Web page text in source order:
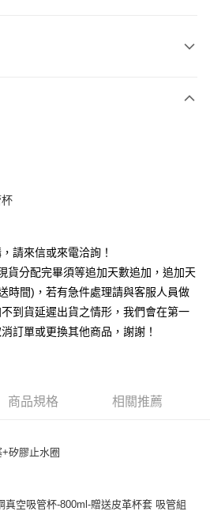
台中商業銀行
華泰商業銀行
遠東國際商業銀行
永豐商業銀行
中國信託商業銀行
台北富邦商業銀行
兆豐國際商業銀行
台中商業銀行
華泰商業銀行
遠東國際商業銀行
永豐商業銀行
彰化商業銀行
台北富邦商業銀行
兆豐國際商業銀行
台中商業銀行
華泰商業銀行
遠東國際商業銀行
綁卡、不需儲值。
認證，即可結帳。
請來信或來電洽詢！
貨分配完畢須等追加天數追加，追加天
時間)，若有急件處理請與客服人員做
到貨延遲出貨之情形，我們會在第一
訂單或更換其他商品，謝謝！
商品規格 相關推薦
矽膠止水圈
空吸管杯-800ml-贈送皮革杯套 吸管組